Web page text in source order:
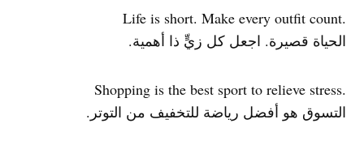
.Life is short. Make every outfit count
الحياة قصيرة. اجعل كل زيٍّ ذا أهمية.
.Shopping is the best sport to relieve stress
التسوق هو أفضل رياضة للتخفيف من التوتر.